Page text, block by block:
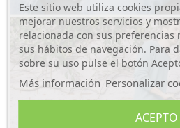
Este sitio web utiliza cookies
mejorar nuestros servicios y
relacionada con sus preferencias
sus hábitos de navegación. Para
sobre su uso pulse el botón
Más información Personalizar
ACEPTO